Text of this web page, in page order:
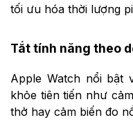
tối ưu hóa thời lượng
Tắt tính năng theo
Apple Watch nổi bật
khỏe tiên tiến như
thở hay cảm biến đo